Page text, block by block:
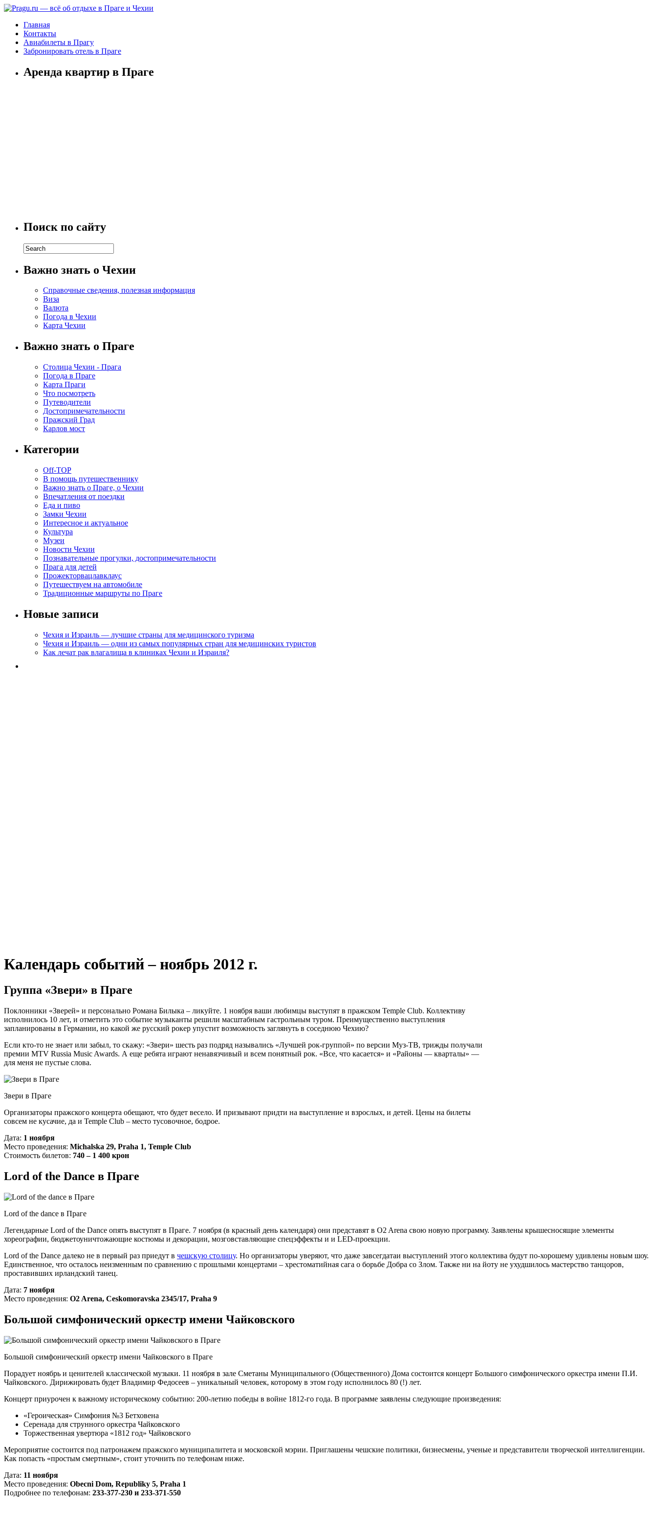
Главная
Контакты
Авиабилеты в Прагу
Забронировать отель в Праге
Аренда квартир в Праге
Поиск по сайту
Важно знать о Чехии
Справочные сведения, полезная информация
Виза
Валюта
Погода в Чехии
Карта Чехии
Важно знать о Праге
Столица Чехии - Прага
Погода в Праге
Карта Праги
Что посмотреть
Путеводители
Достопримечательности
Пражский Град
Карлов мост
Категории
Off-TOP
В помощь путешественнику
Важно знать о Праге, о Чехии
Впечатления от поездки
Еда и пиво
Замки Чехии
Интересное и актуальное
Культура
Музеи
Новости Чехии
Познавательные прогулки, достопримечательности
Прага для детей
Прожекторвацлавклаус
Путешествуем на автомобиле
Традиционные маршруты по Праге
Новые записи
Чехия и Израиль — лучшие страны для медицинского туризма
Чехия и Израиль — одни из самых популярных стран для медицинских туристов
Как лечат рак влагалища в клиниках Чехии и Израиля?
Календарь событий – ноябрь 2012 г.
Группа «Звери» в Праге
Поклонники «Зверей» и персонально Романа Билыка – ликуйте. 1 ноября ваши любимцы выступят в пражском Temple Club. Коллективу
исполнилось 10 лет, и отметить это событие музыканты решили масштабным гастрольным туром. Преимущественно выступления
запланированы в Германии, но какой же русский рокер упустит возможность заглянуть в соседнюю Чехию?
Если кто-то не знает или забыл, то скажу: «Звери» шесть раз подряд назывались «Лучшей рок-группой» по версии Муз-ТВ, трижды получали
премии MTV Russia Music Awards. А еще ребята играют ненавязчивый и всем понятный рок. «Все, что касается» и «Районы — кварталы» —
для меня не пустые слова.
Звери в Праге
Организаторы пражского концерта обещают, что будет весело. И призывают придти на выступление и взрослых, и детей. Цены на билеты
совсем не кусачие, да и Temple Club – место тусовочное, бодрое.
Дата: 1 ноября
Место проведения: Michalska 29, Praha 1, Temple Club
Стоимость билетов: 740 – 1 400 крон
Lord of the Dance в Праге
Lord of the dance в Праге
Легендарные Lord of the Dance опять выступят в Праге. 7 ноября (в красный день календаря) они представят в O2 Arena свою новую программу. Заявлены крышесносящие элементы
хореографии, бюджетоуничтожающие костюмы и декорации, мозговставляющие спецэффекты и и LED-проекции.
Lord of the Dance далеко не в первый раз приедут в чешскую столицу. Но организаторы уверяют, что даже завсегдатаи выступлений этого коллектива будут по-хорошему удивлены новым шоу.
Единственное, что осталось неизменным по сравнению с прошлыми концертами – хрестоматийная сага о борьбе Добра со Злом. Также ни на йоту не ухудшилось мастерство танцоров,
проставивших ирландский танец.
Дата: 7 ноября
Место проведения: O2 Arena, Ceskomoravska 2345/17, Praha 9
Большой симфонический оркестр имени Чайковского
Большой симфонический оркестр имени Чайковского в Праге
Порадует ноябрь и ценителей классической музыки. 11 ноября в зале Сметаны Муниципального (Общественного) Дома состоится концерт Большого симфонического оркестра имени П.И.
Чайковского. Дирижировать будет Владимир Федосеев – уникальный человек, которому в этом году исполнилось 80 (!) лет.
Концерт приурочен к важному историческому событию: 200-летию победы в войне 1812-го года. В программе заявлены следующие произведения:
«Героическая» Симфония №3 Бетховена
Серенада для струнного оркестра Чайковского
Торжественная увертюра «1812 год» Чайковского
Мероприятие состоится под патронажем пражского муниципалитета и московской мэрии. Приглашены чешские политики, бизнесмены, ученые и представители творческой интеллигенции.
Как попасть «простым смертным», стоит уточнить по телефонам ниже.
Дата: 11 ноября
Место проведения: Obecni Dom, Republiky 5, Praha 1
Подробнее по телефонам: 233-377-230 и 233-371-550